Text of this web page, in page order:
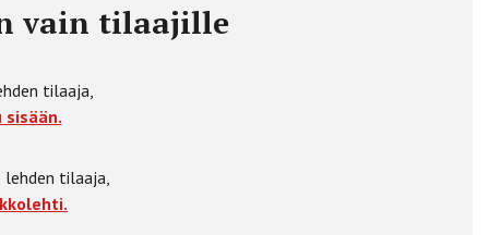
vain tilaajille
tilaaja,
sisään.
tilaaja,